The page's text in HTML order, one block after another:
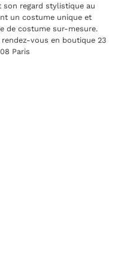
son regard stylistique au
un costume unique et
de costume sur-mesure.
vous en boutique 23
Paris